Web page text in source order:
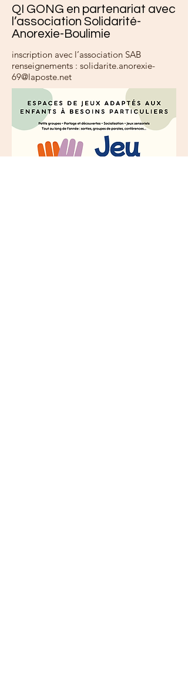
QI GONG en partenariat avec
l’association Solidarité-
Anorexie-Boulimie
inscription avec l’association SAB
renseignements : solidarite.anorexie-
69@laposte.net